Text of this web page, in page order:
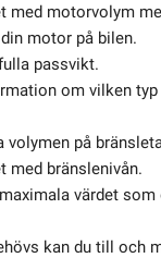
med motorvolym
motor på bilen.
passvikt.
om vilken
volymen på
med bränslenivån.
värdet som
kan du till och